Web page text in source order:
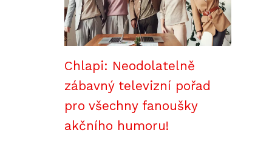
Chlapi: Neodolatelně
zábavný televizní pořad
pro všechny fanoušky
akčního humoru!